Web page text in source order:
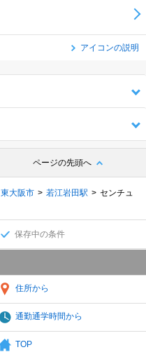
アイコンの説明
ページの先頭へ
東大阪市 若江岩田駅
センチュ
保存中の条件
住所から
通勤通学時間から
TOP